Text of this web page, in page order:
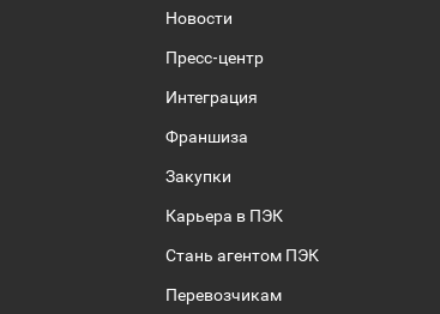
Новости
Пресс-центр
Интеграция
Франшиза
Закупки
Карьера в ПЭК
Стань агентом ПЭК
Перевозчикам